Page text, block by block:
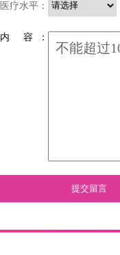
医疗水平：
内 容 ：
提交留言